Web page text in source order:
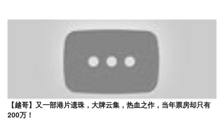
【越哥】又一部港片遗珠，大牌云集，热血之作，当年票房却只有
200万！